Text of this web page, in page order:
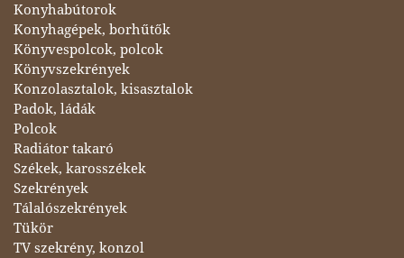
Konyhabútorok
Konyhagépek, borhűtők
Könyvespolcok, polcok
Könyvszekrények
Konzolasztalok, kisasztalok
Padok, ládák
Polcok
Radiátor takaró
Székek, karosszékek
Szekrények
Tálalószekrények
Tükör
TV szekrény, konzol